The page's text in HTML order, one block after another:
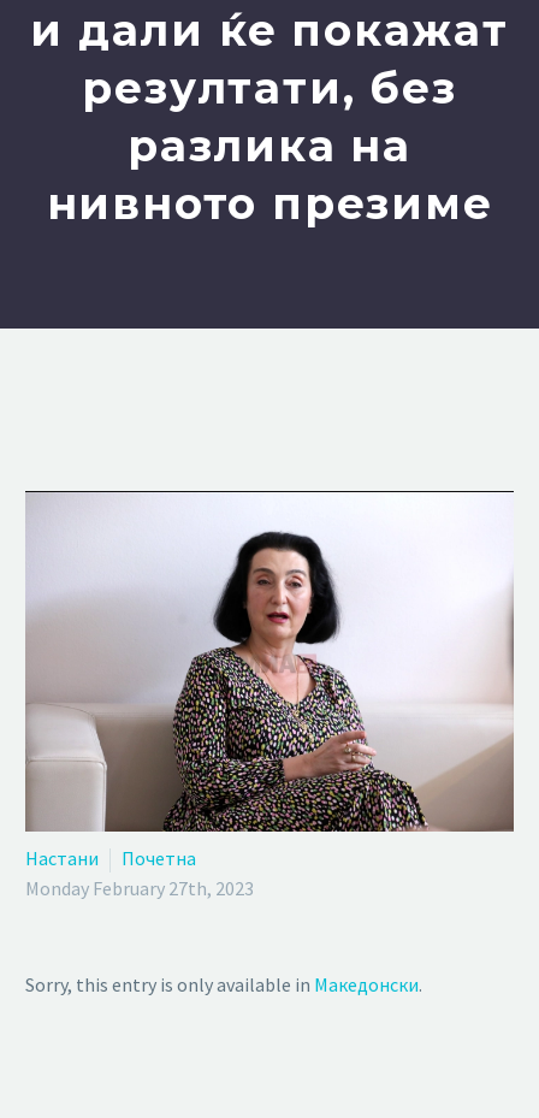
и дали ќе покажат
резултати, без
разлика на
нивното презиме
Настани
Почетна
Monday February 27th, 2023
Sorry, this entry is only available in Македонски.